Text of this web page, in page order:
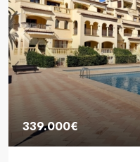
339.000€